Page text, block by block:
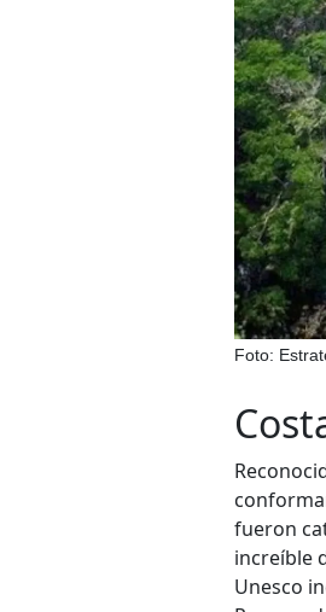
Foto:
fueron
increíble
Unesco